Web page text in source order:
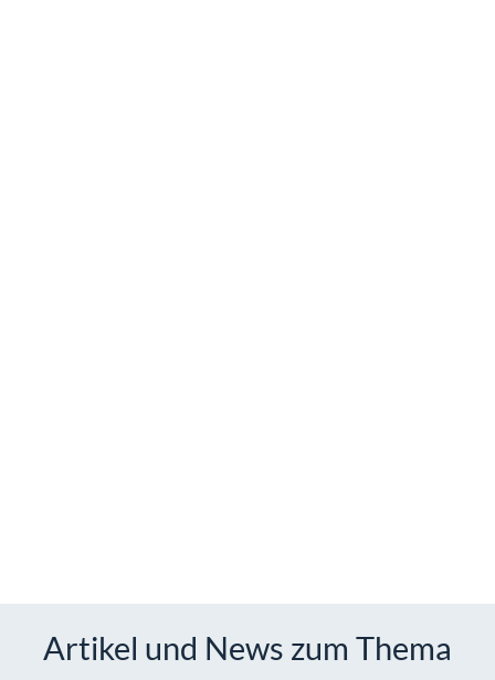
Artikel und News zum Thema